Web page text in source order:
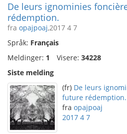
De leurs ignominies
rédemption.
fra opajpoaj,2017 4 7
Språk: Français
Meldinger: 1 Visere: 34228
Siste melding
(fr) De leurs
future rédemption.
fra opajpoaj
2017 4 7